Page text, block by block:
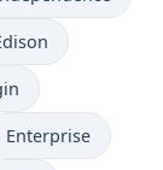
Enterprise